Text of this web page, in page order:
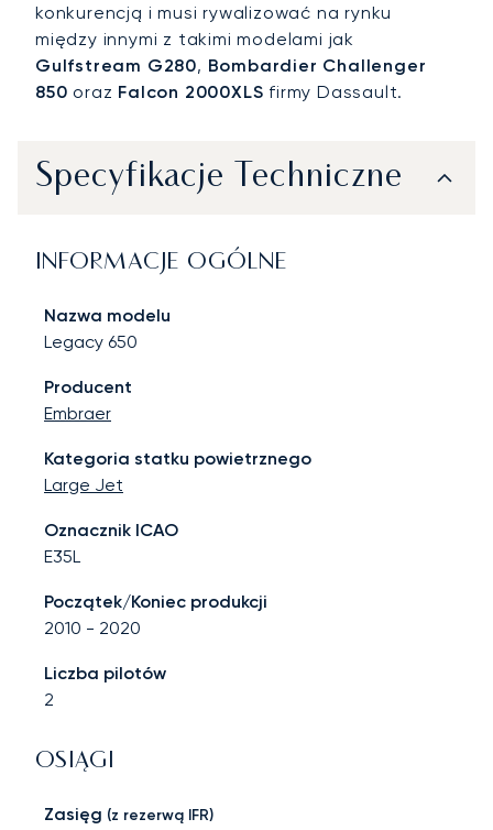
konkurencją i musi rywalizować na rynku
między innymi z takimi modelami jak
Gulfstream G280, Bombardier Challenger
850 oraz Falcon 2000XLS firmy Dassault.
Specyfikacje Techniczne
INFORMACJE OGÓLNE
Nazwa modelu
Legacy 650
Producent
Embraer
Kategoria statku powietrznego
Large Jet
Oznacznik ICAO
E35L
Początek/Koniec produkcji
2010 - 2020
Liczba pilotów
2
OSIĄGI
Zasięg (z rezerwą IFR)